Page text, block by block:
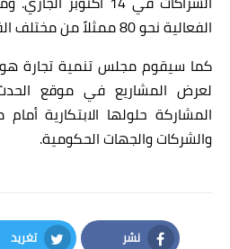
الفعالية نحو 80 ممثلاً من مختلف القطاعات المحلية والدولية
لعرض المشاريع في موقع
المشاركة حلولها الابتكارية
والشركات والجهات الحكومية.
نشر تغريد